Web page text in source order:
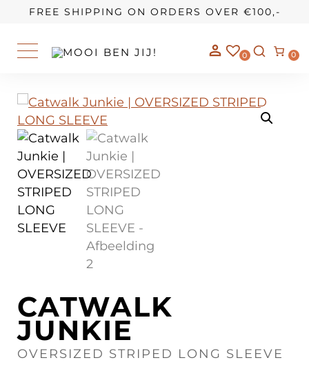
FREE SHIPPING ON ORDERS OVER €100,-
0 0
OUR STORY
CATWALK
JUNKIE
OVERSIZED STRIPED LONG SLEEVE